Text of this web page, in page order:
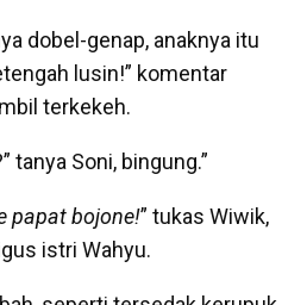
dobel-genap, anaknya itu
lusin!” komentar
terkekeh.
tanya Soni, bingung.”
papat bojone!” tukas Wiwik,
istri Wahyu.